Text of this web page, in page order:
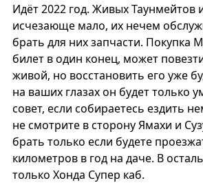
Идёт 2022 год. Живых Таунмейтов
исчезающе мало, их нечем
брать для них запчасти. Покупка
билет в один конец, может
живой, но восстановить его уже
на ваших глазах он будет только
совет, если собираетесь ездить
не смотрите в сторону Ямахи и
брать только если будете
километров в год на даче. В
только Хонда Супер каб.